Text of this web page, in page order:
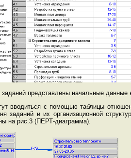
представлены начальные данные
вводиться с помощью таблицы
заданий и их организационной
на рис.3 (ПЕРТ-диаграмма).